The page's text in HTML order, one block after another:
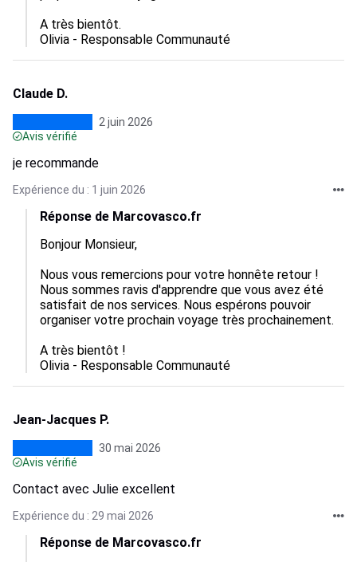
A très bientôt.
Olivia - Responsable Communauté
Claude D.
2 juin 2026
Avis vérifié
je recommande
Expérience du : 1 juin 2026
Réponse de Marcovasco.fr
Bonjour Monsieur,
Nous vous remercions pour votre honnête retour !
Nous sommes ravis d'apprendre que vous avez été
satisfait de nos services. Nous espérons pouvoir
organiser votre prochain voyage très prochainement.
A très bientôt !
Olivia - Responsable Communauté
Jean-Jacques P.
30 mai 2026
Avis vérifié
Contact avec Julie excellent
Expérience du : 29 mai 2026
Réponse de Marcovasco.fr